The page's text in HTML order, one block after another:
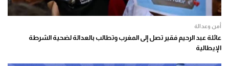
أمن وعدالة
عائلة عبد الرحيم فقير تصل إلى المغرب وتطالب بالعدالة لضحية الشرطة
الإيطالية